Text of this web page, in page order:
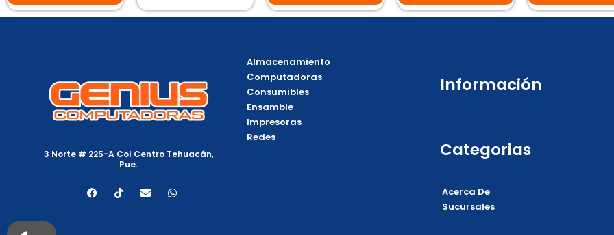
3 Norte # 225-A Col Centro Tehuacán,
Pue.
F
a
T
i
E
n
W
h
Almacenamiento
Computadoras
Consumibles
Ensamble
Impresoras
Redes
Información
Categorias
Acerca De
Sucursales